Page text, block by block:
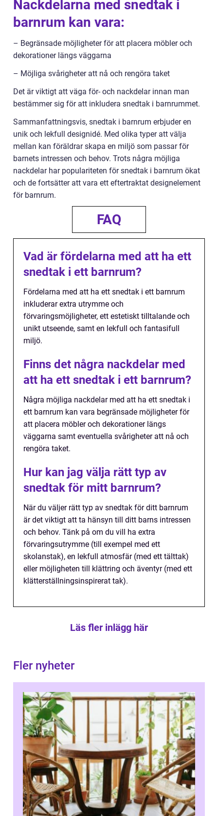
Nackdelarna med snedtak i
barnrum kan vara:
– Begränsade möjligheter för att placera möbler och
dekorationer längs väggarna
– Möjliga svårigheter att nå och rengöra taket
Det är viktigt att väga för- och nackdelar innan man
bestämmer sig för att inkludera snedtak i barnrummet.
Sammanfattningsvis, snedtak i barnrum erbjuder en
unik och lekfull designidé. Med olika typer att välja
mellan kan föräldrar skapa en miljö som passar för
barnets intressen och behov. Trots några möjliga
nackdelar har populariteten för snedtak i barnrum ökat
och de fortsätter att vara ett eftertraktat designelement
för barnrum.
FAQ
Vad är fördelarna med att ha ett
snedtak i ett barnrum?
Fördelarna med att ha ett snedtak i ett barnrum
inkluderar extra utrymme och
förvaringsmöjligheter, ett estetiskt tilltalande och
unikt utseende, samt en lekfull och fantasifull
miljö.
Finns det några nackdelar med
att ha ett snedtak i ett barnrum?
Några möjliga nackdelar med att ha ett snedtak i
ett barnrum kan vara begränsade möjligheter för
att placera möbler och dekorationer längs
väggarna samt eventuella svårigheter att nå och
rengöra taket.
Hur kan jag välja rätt typ av
snedtak för mitt barnrum?
När du väljer rätt typ av snedtak för ditt barnrum
är det viktigt att ta hänsyn till ditt barns intressen
och behov. Tänk på om du vill ha extra
förvaringsutrymme (till exempel med ett
skolanstak), en lekfull atmosfär (med ett tälttak)
eller möjligheten till klättring och äventyr (med ett
klätterställningsinspirerat tak).
Läs fler inlägg här
Fler nyheter